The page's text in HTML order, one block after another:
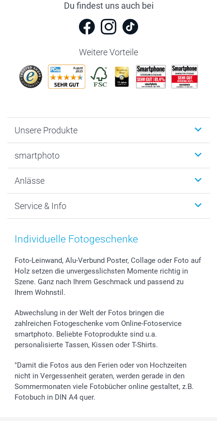
Du findest uns auch bei
Weitere Vorteile
Unsere Produkte
Fotogeschenke
MyNameBook
Fotoabzüge, Fotos als Buch & Poster
Zubehör & Material
Sticker & Etiketten
Geschenk-Gutscheine (PDF)
smartphoto
Warum smartphoto
Datenschutz
AGB
Presse
Partnerprogramme
Investor Relations
Widerrufsrecht
Anlässe
Neujahr
Muttertag
Kommunion & Konfirmation
Hochzeit
Geburtstag
Zu allen Anlässen
Service & Info
Anmelden /Registrieren
Lieferfristen
72h Lieferung
Zahlungsmöglichkeiten
Status der Bestellung
smartfriends
smartgarantie
smartbonus
Individuelle Fotogeschenke
Foto-Leinwand, Alu-Verbund Poster, Collage oder Foto auf
Holz setzen die unvergesslichsten Momente richtig in
Szene. Ganz nach Ihrem Geschmack und passend zu
Ihrem Wohnstil.
Abwechslung in der Welt der Fotos bringen die
zahlreichen Fotogeschenke vom Online-Fotoservice
smartphoto. Beliebte Fotoprodukte sind u.a.
personalisierte Tassen, Kissen oder T-Shirts.
"Damit die Fotos aus den Ferien oder von Hochzeiten
nicht in Vergessenheit geraten, werden gerade in den
Sommermonaten viele Fotobücher online gestaltet, z.B.
Fotobuch in DIN A4 quer.